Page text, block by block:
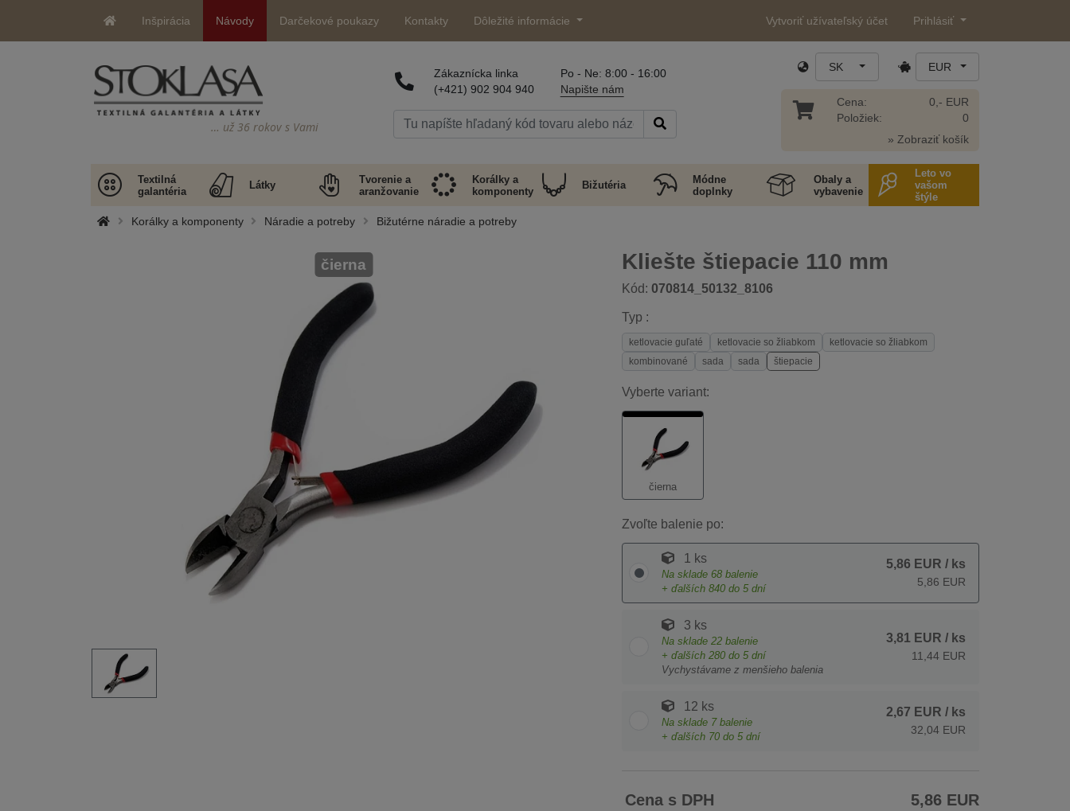
Inšpirácia Návody Darčekové poukazy Kontakty Dôležité informácie Vytvoriť užívateľský účet Prihlásiť
… už 36 rokov s Vami
Zákaznícka linka
(+421) 902 904 940
Po - Ne: 8:00 - 16:00
Napište nám
SK EUR
Cena:
Položiek:
0,- EUR
0
» Zobraziť košík
Textilná
galantéria
Látky
Tvorenie a
aranžovanie
Korálky a
komponenty
Bižutéria
Módne
doplnky
Obaly a
vybavenie
Leto vo
vašom
štýle
Korálky a komponenty Náradie a potreby Bižutérne náradie a potreby
Kliešte štiepacie 110 mm
Kód: 070814_50132_8106
čierna
Typ :
ketlovacie guľaté ketlovacie so žliabkom
ketlovacie so žliabkom
kombinované
sada sada štiepacie
Vyberte variant:
čierna
Zvoľte balenie po:
1 ks
Na sklade 68 balenie
+ ďalších 840 do 5 dní
5,86 EUR / ks
5,86 EUR
3 ks
Na sklade 22 balenie
+ ďalších 280 do 5 dní
Vychystávame z menšieho balenia
3,81 EUR / ks
11,44 EUR
12 ks
Na sklade 7 balenie
+ ďalších 70 do 5 dní
2,67 EUR / ks
32,04 EUR
Cena s DPH 5,86 EUR